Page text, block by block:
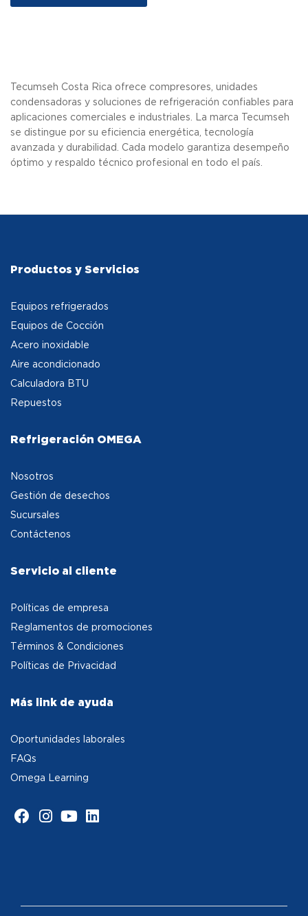
Tecumseh Costa Rica ofrece compresores, unidades
condensadoras y soluciones de refrigeración confiables para
aplicaciones comerciales e industriales. La marca Tecumseh
se distingue por su eficiencia energética, tecnología
avanzada y durabilidad. Cada modelo garantiza desempeño
óptimo y respaldo técnico profesional en todo el país.
Productos y Servicios
Equipos refrigerados
Equipos de Cocción
Acero inoxidable
Aire acondicionado
Calculadora BTU
Repuestos
Refrigeración OMEGA
Nosotros
Gestión de desechos
Sucursales
Contáctenos
Servicio al cliente
Políticas de empresa
Reglamentos de promociones
Términos & Condiciones
Políticas de Privacidad
Más link de ayuda
Oportunidades laborales
FAQs
Omega Learning